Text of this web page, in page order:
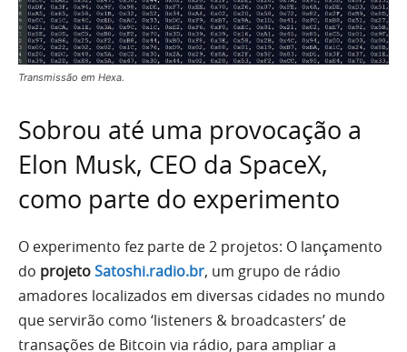
Transmissão em Hexa.
Sobrou até uma provocação a
Elon Musk, CEO da SpaceX,
como parte do experimento
O experimento fez parte de 2 projetos: O lançamento
do projetoSatoshi.radio.br, um grupo de rádio
amadores localizados em diversas cidades no mundo
que servirão como ‘listeners & broadcasters’ de
transações de Bitcoin via rádio, para ampliar a